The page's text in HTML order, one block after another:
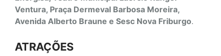
Ventura, Praça Dermeval Barbosa Moreira,
Avenida Alberto Braune e Sesc Nova Friburgo.
ATRAÇÕES